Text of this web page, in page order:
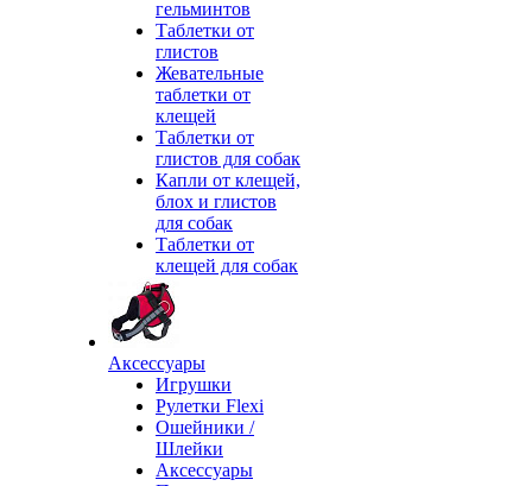
гельминтов
Таблетки от
глистов
Жевательные
таблетки от
клещей
Таблетки от
глистов для собак
Капли от клещей,
блох и глистов
для собак
Таблетки от
клещей для собак
Аксессуары
Игрушки
Рулетки Flexi
Ошейники /
Шлейки
Аксессуары